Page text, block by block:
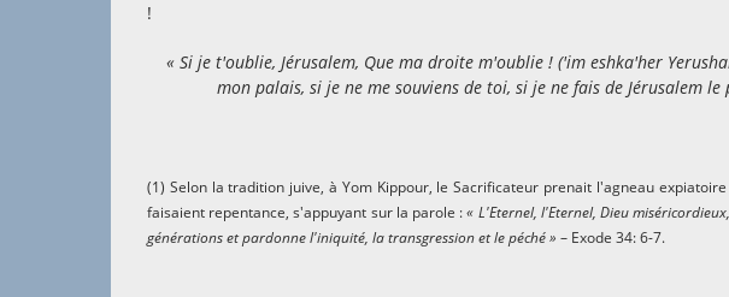
!
« Si je t'oublie, Jérusalem, Que ma droite m'oublie ! ('im eshka'her
mon palais, si je ne me souviens de toi, si je ne fais de Jérusalem
(1) Selon la tradition juive, à Yom Kippour, le Sacrificateur prenait l'agneau
faisaient repentance, s'appuyant sur la parole :« L'Eternel, l'Eternel, Dieu
générations et pardonne l'iniquité, la transgression et le péché » – Exode 34: 6-7.